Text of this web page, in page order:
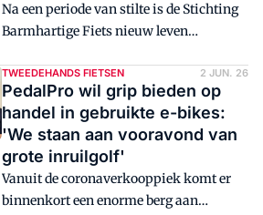
Na een periode van stilte is de Stichting
Barmhartige Fiets nieuw leven
fietsen beschikbaar stelt aan mensen die
door financiële, lichamelijke of sociale
omstandigheden niet zelfstandig mobiel
zijn, beschikt weer over startkapitaal en
wil opnieuw projecten ondersteunen.
Om dat mogelijk te maken is de
organisatie op zoek naar donateurs,
TWEEDEHANDS FIETSEN 2 JUN. 26
PedalPro wil grip bieden op
handel in gebruikte e-bikes:
'We staan aan vooravond ​​van
grote inruilgolf'
Vanuit de coronaverkooppiek komt er
binnenkort een enorme berg aan